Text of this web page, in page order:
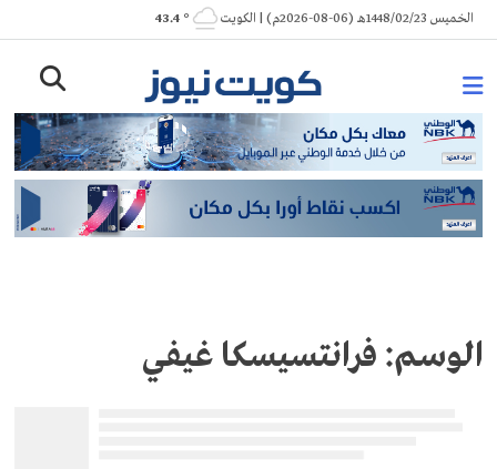
Skip
to
الخميس 1448/02/23هـ (06-08-2026م) | الكويت ° 43.4
الوسم: فرانتسيسكا غيفي